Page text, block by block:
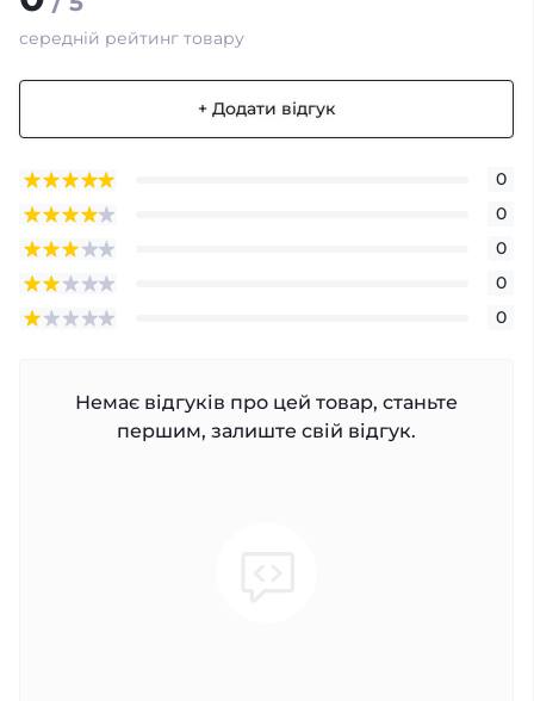
середній рейтинг товару
+ Додати відгук
0
0
0
0
0
Немає відгуків про цей товар, станьте
першим, залиште свій відгук.